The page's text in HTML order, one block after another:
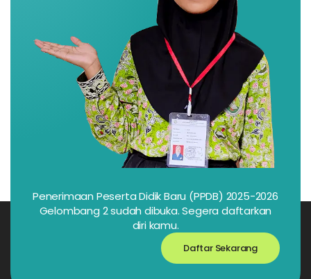
Penerimaan Peserta Didik Baru (PPDB) 2025-2026
Gelombang 2 sudah dibuka. Segera daftarkan
diri kamu.
Daftar Sekarang